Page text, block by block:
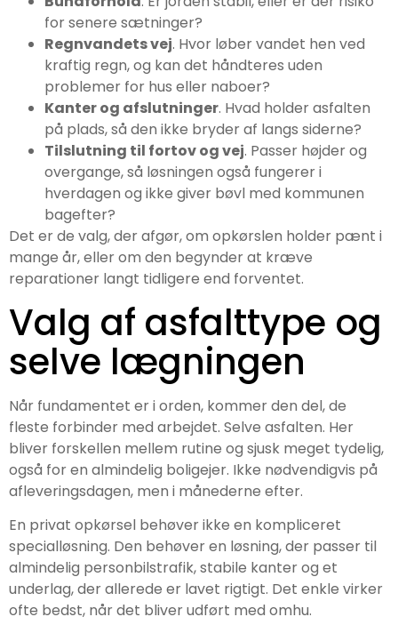
for senere sætninger?
Regnvandets vej. Hvor løber vandet hen ved
kraftig regn, og kan det håndteres uden
problemer for hus eller naboer?
Kanter og afslutninger. Hvad holder asfalten
på plads, så den ikke bryder af langs siderne?
Tilslutning til fortov og vej. Passer højder og
overgange, så løsningen også fungerer i
hverdagen og ikke giver bøvl med kommunen
bagefter?
Det er de valg, der afgør, om opkørslen holder pænt i
mange år, eller om den begynder at kræve
reparationer langt tidligere end forventet.
Valg af asfalttype og
selve lægningen
Når fundamentet er i orden, kommer den del, de
fleste forbinder med arbejdet. Selve asfalten. Her
bliver forskellen mellem rutine og sjusk meget tydelig,
også for en almindelig boligejer. Ikke nødvendigvis på
afleveringsdagen, men i månederne efter.
En privat opkørsel behøver ikke en kompliceret
specialløsning. Den behøver en løsning, der passer til
almindelig personbilstrafik, stabile kanter og et
underlag, der allerede er lavet rigtigt. Det enkle virker
ofte bedst, når det bliver udført med omhu.